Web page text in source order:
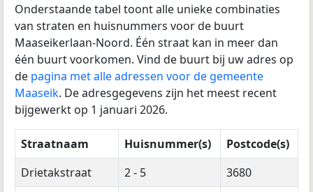
Onderstaande tabel toont alle unieke combinaties
van straten en huisnummers voor de buurt
Maaseikerlaan-Noord. Één straat kan in meer dan
één buurt voorkomen. Vind de buurt bij uw adres op
de pagina met alle adressen voor de gemeente
Maaseik. De adresgegevens zijn het meest recent
bijgewerkt op 1 januari 2026.
Straatnaam Huisnummer(s)
Postcode(s)
Drietakstraat
2 - 5
3680